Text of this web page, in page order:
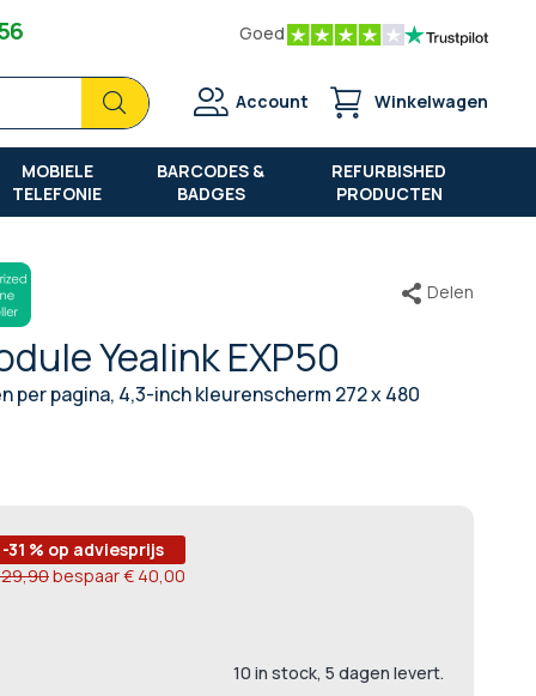
Goed
Zoek
Zoek
Account Winkelwagen
MOBIELE
TELEFONIE
BARCODES &
BADGES
REFURBISHED
PRODUCTEN
Yealink EXP50
pagina, 4,3-inch kleurenscherm 272 x 480
Delen
-31 % op adviesprijs
bespaar€ 40,00
10 in stock, 5 dagen levert.